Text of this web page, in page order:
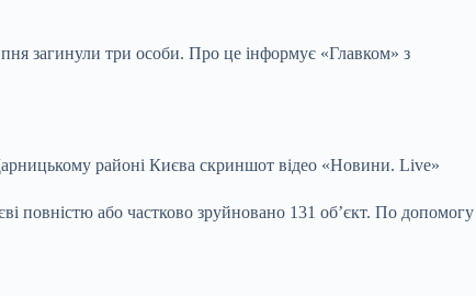
загинули три особи. Про це інформує «Главком» з
районі Києва скриншот відео «Новини. Live»
повністю або частково зруйновано 131 об’єкт. По допомогу